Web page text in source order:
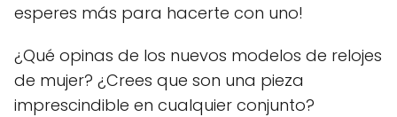
esperes más para hacerte con uno!
¿Qué opinas de los nuevos modelos de relojes
de mujer? ¿Crees que son una pieza
imprescindible en cualquier conjunto?